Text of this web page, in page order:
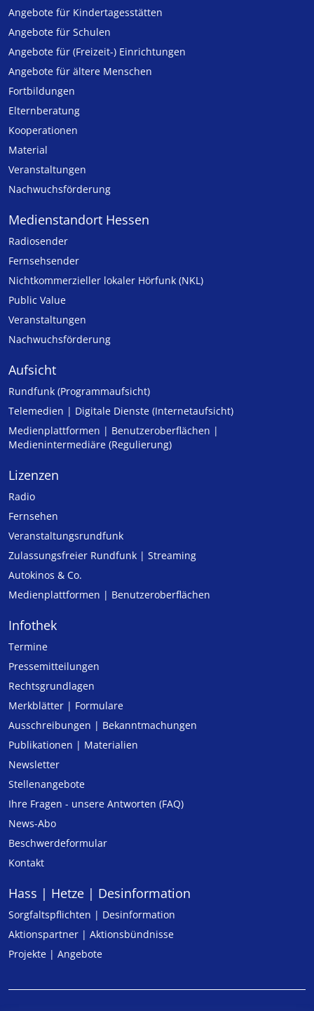
Angebote für Kinder­tages­stätten
Angebote für Schulen
Angebote für (Freizeit-) Ein­rich­tungen
Angebote für ältere Menschen
Fortbildungen
Elternberatung
Kooperationen
Material
Veranstaltungen
Nachwuchsförderung
Medienstandort Hessen
Radiosender
Fernsehsender
Nicht­kommer­zieller lo­ka­ler Hör­funk (NKL)
Public Value
Veranstaltungen
Nachwuchsförderung
Aufsicht
Rundfunk (Programmaufsicht)
Telemedien | Digitale Dienste (Internetaufsicht)
Medienplattformen | Benutzeroberflächen |
Medienintermediäre (Regulierung)
Lizenzen
Radio
Fernsehen
Veranstaltungsrundfunk
Zulassungs­freier Rund­funk | Streaming
Autokinos & Co.
Medienplattformen | Benutzeroberflächen
Infothek
Termine
Pressemitteilungen
Rechtsgrundlagen
Merkblätter | Formulare
Ausschreibungen | Bekanntmachungen
Publikationen | Materialien
Newsletter
Stellenangebote
Ihre Fragen - unsere Antworten (FAQ)
News-Abo
Beschwerdeformular
Kontakt
Hass | Hetze | Desinformation
Sorgfaltspflichten | Desinformation
Aktionspartner | Aktionsbündnisse
Projekte | Angebote